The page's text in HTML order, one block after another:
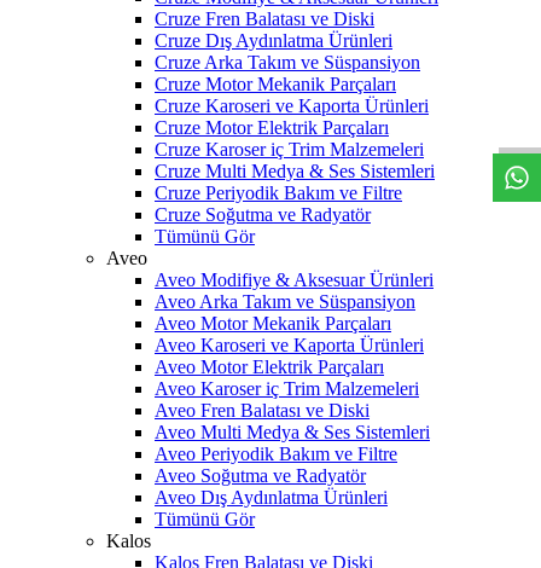
Cruze Fren Balatası ve Diski
Cruze Dış Aydınlatma Ürünleri
Cruze Arka Takım ve Süspansiyon
Cruze Motor Mekanik Parçaları
Cruze Karoseri ve Kaporta Ürünleri
Cruze Motor Elektrik Parçaları
Cruze Karoser iç Trim Malzemeleri
Cruze Multi Medya & Ses Sistemleri
Cruze Periyodik Bakım ve Filtre
Cruze Soğutma ve Radyatör
Tümünü Gör
Aveo
Aveo Modifiye & Aksesuar Ürünleri
Aveo Arka Takım ve Süspansiyon
Aveo Motor Mekanik Parçaları
Aveo Karoseri ve Kaporta Ürünleri
Aveo Motor Elektrik Parçaları
Aveo Karoser iç Trim Malzemeleri
Aveo Fren Balatası ve Diski
Aveo Multi Medya & Ses Sistemleri
Aveo Periyodik Bakım ve Filtre
Aveo Soğutma ve Radyatör
Aveo Dış Aydınlatma Ürünleri
Tümünü Gör
Kalos
Kalos Fren Balatası ve Diski